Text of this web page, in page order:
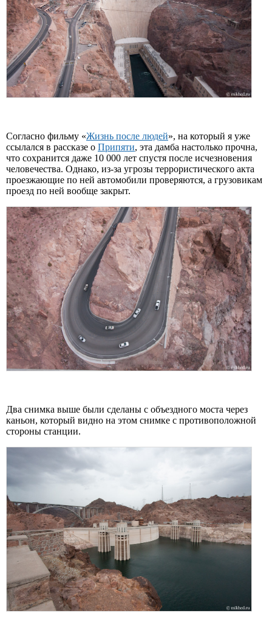
Согласно фильму «Жизнь после людей», на который я уже
ссылался в рассказе о Припяти, эта дамба настолько прочна,
что сохранится даже 10 000 лет спустя после исчезновения
человечества. Однако, из-за угрозы террористического акта
проезжающие по ней автомобили проверяются, а грузовикам
проезд по ней вообще закрыт.
Два снимка выше были сделаны с объездного моста через
каньон, который видно на этом снимке с противоположной
стороны станции.